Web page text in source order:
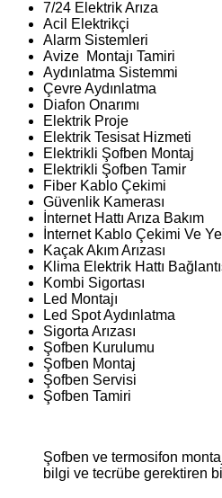
7/24 Elektrik Arıza
Acil Elektrikçi
Alarm Sistemleri
Avize Montajı Tamiri
Aydınlatma Sistemmi
Çevre Aydınlatma
Diafon Onarımı
Elektrik Proje
Elektrik Tesisat Hizmeti
Elektrikli Şofben Montaj
Elektrikli Şofben Tamir
Fiber Kablo Çekimi
Güvenlik Kamerası
İnternet Hattı Arıza Bakım
İnternet Kablo Çekimi Ve
Kaçak Akım Arızası
Klima Elektrik Hattı
Kombi Sigortası
Led Montajı
Led Spot Aydınlatma
Sigorta Arızası
Şofben Kurulumu
Şofben Montaj
Şofben Servisi
Şofben Tamiri
Şofben ve termosifon
bilgi ve tecrübe gerektiren